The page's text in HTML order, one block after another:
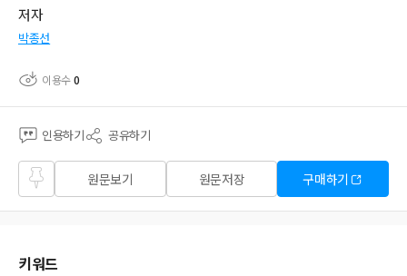
저자
박종선
이용수0
인용하기 공유하기
즐겨
찾기
원문보기 원문저장 구매하기
키워드